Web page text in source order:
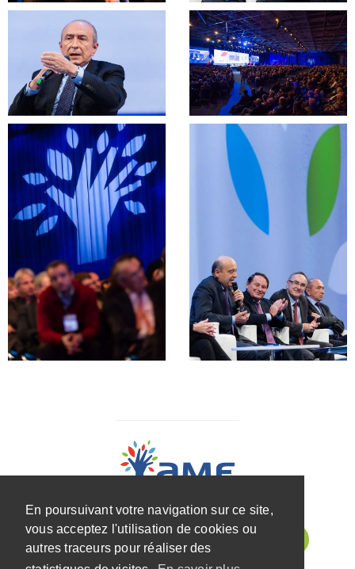
En poursuivant votre navigation sur ce site,
vous acceptez l'utilisation de cookies ou
autres traceurs pour réaliser des